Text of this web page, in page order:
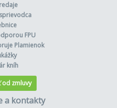
FPU
Plamienok
kníh
zmluvy
a kontakty